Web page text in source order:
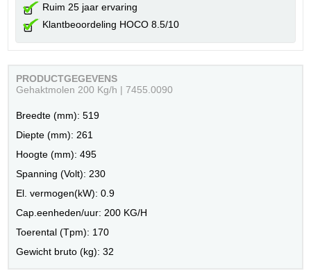
Ruim 25 jaar ervaring
Klantbeoordeling HOCO 8.5/10
PRODUCTGEGEVENS
Gehaktmolen 200 Kg/h | 7455.0090
Breedte (mm): 519
Diepte (mm): 261
Hoogte (mm): 495
Spanning (Volt): 230
El. vermogen(kW): 0.9
Cap.eenheden/uur: 200 KG/H
Toerental (Tpm): 170
Gewicht bruto (kg): 32